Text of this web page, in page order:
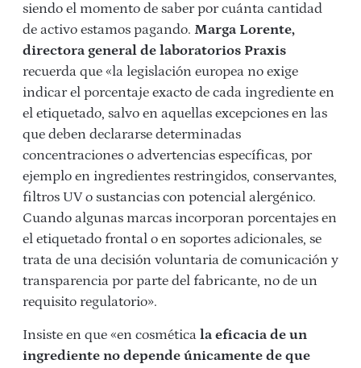
siendo el momento de saber por cuánta cantidad
de activo estamos pagando. Marga Lorente,
directora general de laboratorios Praxis
recuerda que «la legislación europea no exige
indicar el porcentaje exacto de cada ingrediente en
el etiquetado, salvo en aquellas excepciones en las
que deben declararse determinadas
concentraciones o advertencias específicas, por
ejemplo en ingredientes restringidos, conservantes,
filtros UV o sustancias con potencial alergénico.
Cuando algunas marcas incorporan porcentajes en
el etiquetado frontal o en soportes adicionales, se
trata de una decisión voluntaria de comunicación y
transparencia por parte del fabricante, no de un
requisito regulatorio».
Insiste en que «en cosmética la eficacia de un
ingrediente no depende únicamente de que